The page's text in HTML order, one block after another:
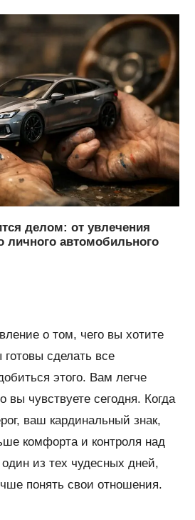
делом: от увлечения
личного автомобильного
о том, чего вы хотите
сделать все
этого. Вам легче
вы чувствуете сегодня. Когда
ваш кардинальный знак,
комфорта и контроля над
из тех чудесных дней,
понять свои отношения.